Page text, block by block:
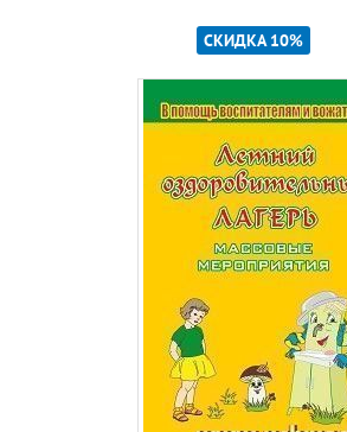
СКИДКА 10%